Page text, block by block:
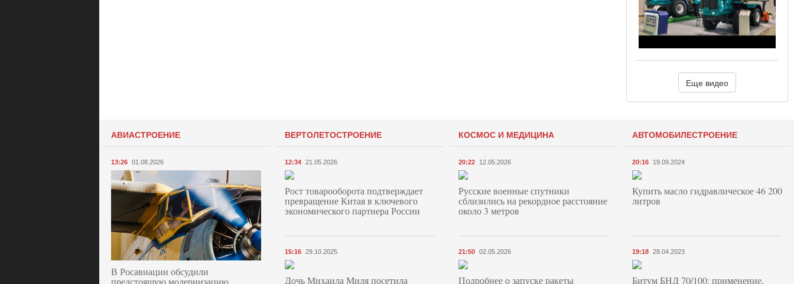
Еще видео
АВИАСТРОЕНИЕ
13:26 01.08.2026
В Росавиации обсудили
предстоящую модернизацию
ВЕРТОЛЕТОСТРОЕНИЕ
12:34 21.05.2026
Рост товарооборота подтверждает
превращение Китая в ключевого
экономического партнера России
15:16 29.10.2025
Дочь Михаила Миля посетила
КОСМОС И МЕДИЦИНА
20:22 12.05.2026
Русские военные спутники
сблизились на рекордное расстояние
около 3 метров
21:50 02.05.2026
Подробнее о запуске ракеты
АВТОМОБИЛЕСТРОЕНИЕ
20:16 19.09.2024
Купить масло гидравлическое 46 200
литров
19:18 28.04.2023
Битум БНД 70/100: применение,